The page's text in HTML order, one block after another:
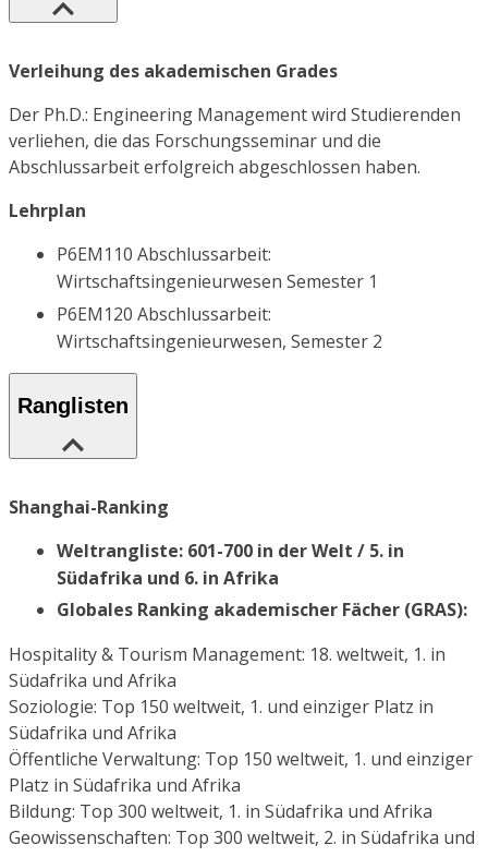
Verleihung des akademischen Grades
Der Ph.D.: Engineering Management wird Studierenden
verliehen, die das Forschungsseminar und die
Abschlussarbeit erfolgreich abgeschlossen haben.
Lehrplan
P6EM110 Abschlussarbeit:
Wirtschaftsingenieurwesen Semester 1
P6EM120 Abschlussarbeit:
Wirtschaftsingenieurwesen, Semester 2
Ranglisten
Shanghai-Ranking
Weltrangliste: 601-700 in der Welt / 5. in
Südafrika und 6. in Afrika
Globales Ranking akademischer Fächer (GRAS):
Hospitality & Tourism Management: 18. weltweit, 1. in
Südafrika und Afrika
Soziologie: Top 150 weltweit, 1. und einziger Platz in
Südafrika und Afrika
Öffentliche Verwaltung: Top 150 weltweit, 1. und einziger
Platz in Südafrika und Afrika
Bildung: Top 300 weltweit, 1. in Südafrika und Afrika
Geowissenschaften: Top 300 weltweit, 2. in Südafrika und